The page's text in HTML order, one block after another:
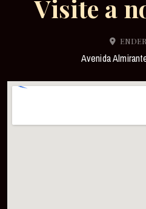
Visite a
Avenida